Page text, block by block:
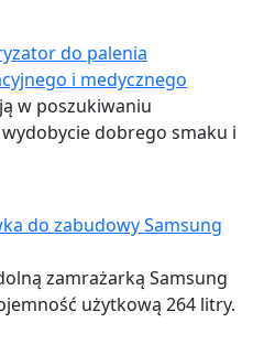
do palenia
i medycznego
w poszukiwaniu
dobrego smaku i
do zabudowy Samsung
zamrażarką Samsung
użytkową 264 litry.